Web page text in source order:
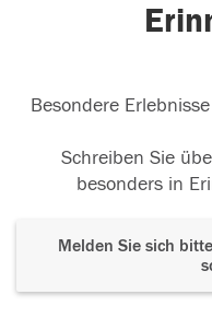
Besondere
Schreiben Sie
besonders in
Melden Sie sich